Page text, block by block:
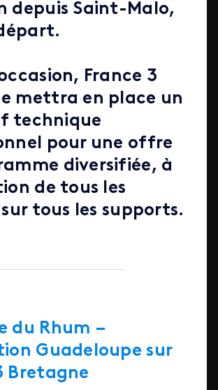
depuis Saint-Malo,
France 3
mettra en place un
technique
pour une offre
diversifiée, à
de tous les
tous les supports.
du Rhum –
Guadeloupe sur
Bretagne